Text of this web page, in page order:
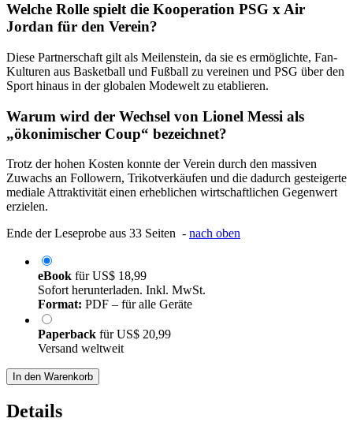
Welche Rolle spielt die Kooperation PSG x Air
Jordan für den Verein?
Diese Partnerschaft gilt als Meilenstein, da sie es ermöglichte, Fan-
Kulturen aus Basketball und Fußball zu vereinen und PSG über den
Sport hinaus in der globalen Modewelt zu etablieren.
Warum wird der Wechsel von Lionel Messi als
„ökonimischer Coup“ bezeichnet?
Trotz der hohen Kosten konnte der Verein durch den massiven
Zuwachs an Followern, Trikotverkäufen und die dadurch gesteigerte
mediale Attraktivität einen erheblichen wirtschaftlichen Gegenwert
erzielen.
Ende der Leseprobe aus 33 Seiten - nach oben
eBook fürUS$ 18,99
Sofort herunterladen. Inkl. MwSt.
Format: PDF – für alle Geräte
Paperback fürUS$ 20,99
Versand weltweit
In den Warenkorb
Details